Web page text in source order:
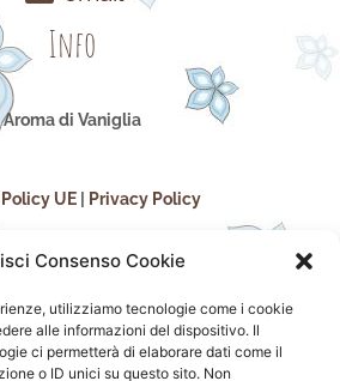
Consenso Cookie
utilizziamo tecnologie come i cookie
alle informazioni del dispositivo. Il
ci permetterà di elaborare dati come il
o ID unici su questo sito. Non
Info
Aroma di Vaniglia
UE Privacy Policy